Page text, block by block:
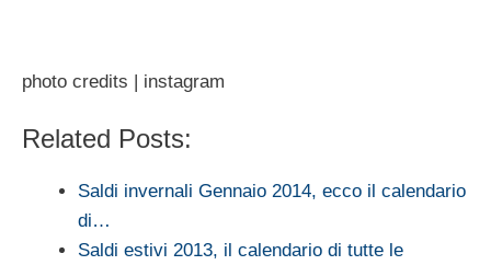
photo credits | instagram
Related Posts:
Saldi invernali Gennaio 2014, ecco il calendario
di…
Saldi estivi 2013, il calendario di tutte le